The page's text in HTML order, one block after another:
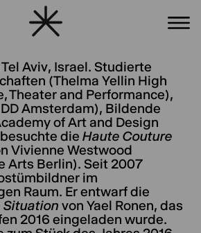
Aviv, Israel. Studierte
(Thelma Yellin High
Theater and Performance),
Amsterdam), Bildende
of Art and Design
die Haute Couture
Vivienne Westwood
Arts Berlin). Seit 2007
im
Raum. Er entwarf die
Situation von Yael Ronen, das
2016 eingeladen wurde.